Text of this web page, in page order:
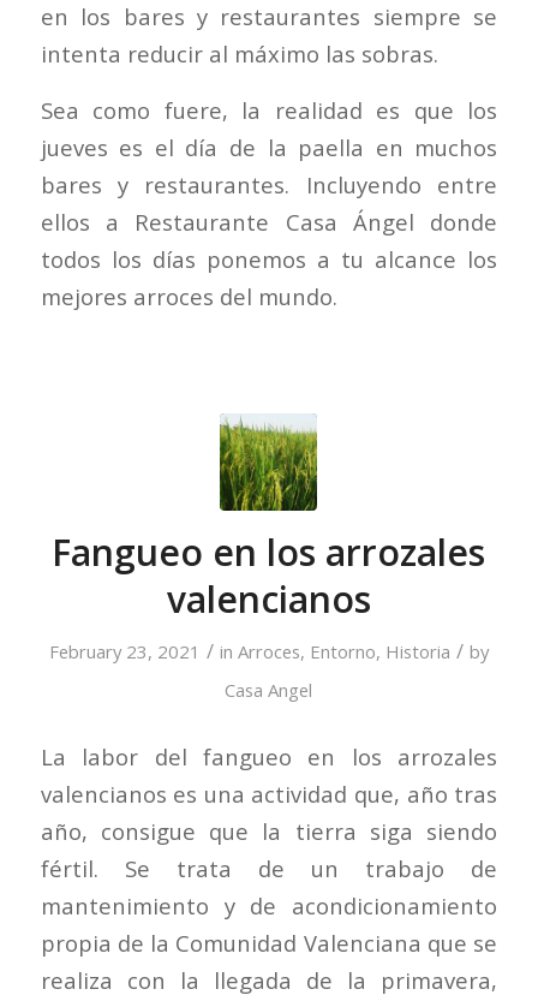
en los bares y restaurantes siempre se
intenta reducir al máximo las sobras.
Sea como fuere, la realidad es que los
jueves es el día de la paella en muchos
bares y restaurantes. Incluyendo entre
ellos a Restaurante Casa Ángel donde
todos los días ponemos a tu alcance los
mejores arroces del mundo.
Fangueo en los arrozales
valencianos
February 23, 2021 / in Arroces, Entorno, Historia / by
Casa Angel
La labor del fangueo en los arrozales
valencianos es una actividad que, año tras
año, consigue que la tierra siga siendo
fértil. Se trata de un trabajo de
mantenimiento y de acondicionamiento
propia de la Comunidad Valenciana que se
realiza con la llegada de la primavera,